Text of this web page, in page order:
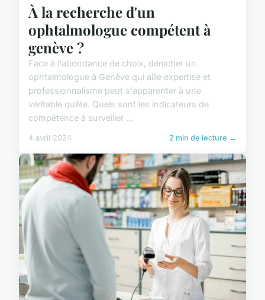
À la recherche d'un
ophtalmologue compétent à
genève ?
Face à l'abondance de choix, dénicher un
ophtalmologue à Genève qui allie expertise et
professionnalisme peut s'apparenter à une
véritable quête. Quels sont les indicateurs de
compétence à surveiller ...
4 avril 2024 2 min de lecture →